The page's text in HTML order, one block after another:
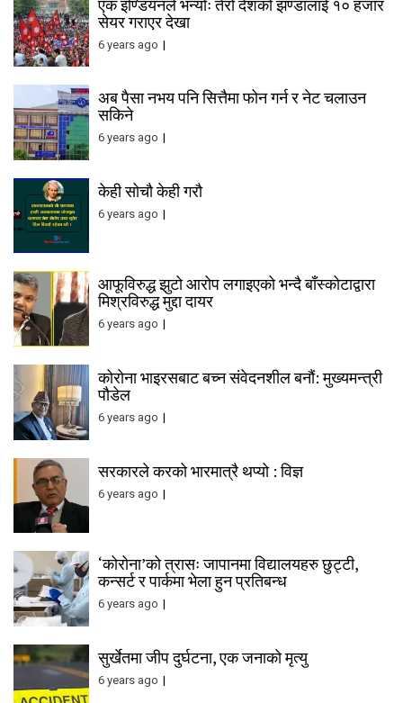
सेयर गराएर देखा
6 years ago
अब पैसा नभय पनि सित्तैमा फोन गर्न र नेट चलाउन
सकिने
6 years ago
केही सोचौ केही गरौ
6 years ago
आफूविरुद्ध झुटो आरोप लगाइएको भन्दै बाँस्कोटाद्वारा
मिश्रविरुद्ध मुद्दा दायर
6 years ago
कोरोना भाइरसबाट बच्न संवेदनशील बनौं: मुख्यमन्त्री
पौडेल
6 years ago
सरकारले करको भारमात्रै थप्यो : विज्ञ
6 years ago
‘कोरोना’को त्रासः जापानमा विद्यालयहरु छुट्टी,
कन्सर्ट र पार्कमा भेला हुन प्रतिबन्ध
6 years ago
सुर्खेतमा जीप दुर्घटना, एक जनाको मृत्यु
6 years ago